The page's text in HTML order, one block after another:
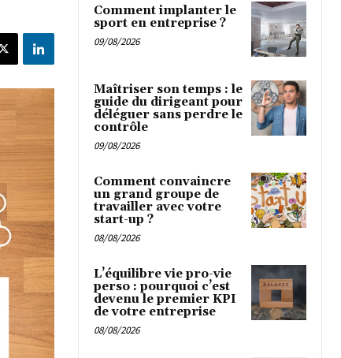
Comment implanter le
sport en entreprise ?
09/08/2026
Maîtriser son temps : le
guide du dirigeant pour
déléguer sans perdre le
contrôle
09/08/2026
Comment convaincre
un grand groupe de
travailler avec votre
start-up ?
08/08/2026
L’équilibre vie pro-vie
perso : pourquoi c’est
devenu le premier KPI
de votre entreprise
08/08/2026